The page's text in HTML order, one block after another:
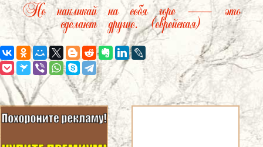
Не накликай на себя горе — это
сделают другие. (еврейская)